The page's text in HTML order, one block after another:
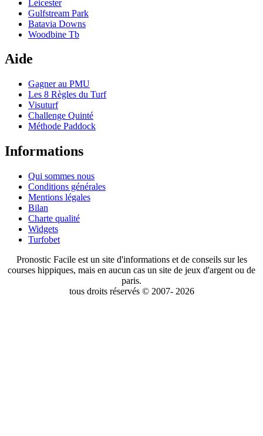
Leicester
Gulfstream Park
Batavia Downs
Woodbine Tb
Aide
Gagner au PMU
Les 8 Règles du Turf
Visuturf
Challenge Quinté
Méthode Paddock
Informations
Qui sommes nous
Conditions générales
Mentions légales
Bilan
Charte qualité
Widgets
Turfobet
Pronostic Facile est un site d'informations et de conseils sur les
courses hippiques, mais en aucun cas un site de jeux d'argent ou de
paris.
tous droits réservés © 2007- 2026